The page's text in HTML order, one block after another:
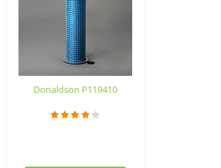
Donaldson P119410